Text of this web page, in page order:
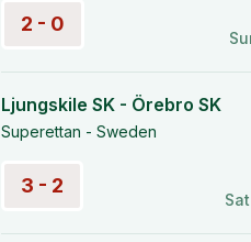
2 - 0
Ljungskile SK - Örebro SK
Superettan - Sweden
3 - 2